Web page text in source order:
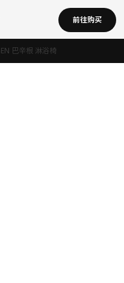
前往购买
巴辛根 淋浴椅